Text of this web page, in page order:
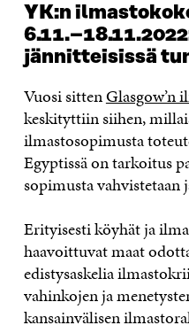
YK:n
jännitteisissä
Vuosi sittenGlasgow’n
keskityttiin siihen,
ilmastosopimusta
Egyptissä on tarkoitus
sopimusta vahvistetaan
Erityisesti köyhät ja
haavoittuvat maat
edistysaskelia
vahinkojen ja
kansainvälisen